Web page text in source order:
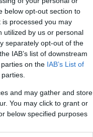
below opt-out section to
processed you may
utilized by us or personal
separately opt-out of the
IAB’s list of downstream
on the IAB’s List of
and may gather and store
You may click to grant or
below specified purposes